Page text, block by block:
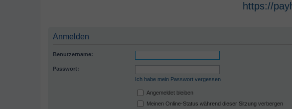
https://
Anmelden
Benutzername:
Passwort:
Ich habe mein Passwort vergessen
Angemeldet bleiben
Meinen Online-Status während dieser Sitzung verbergen